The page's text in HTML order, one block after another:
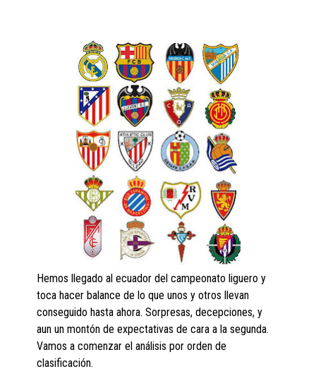
Hemos llegado al ecuador del campeonato liguero y
toca hacer balance de lo que unos y otros llevan
conseguido hasta ahora. Sorpresas, decepciones, y
aun un montón de expectativas de cara a la segunda.
Vamos a comenzar el análisis por orden de
clasificación.